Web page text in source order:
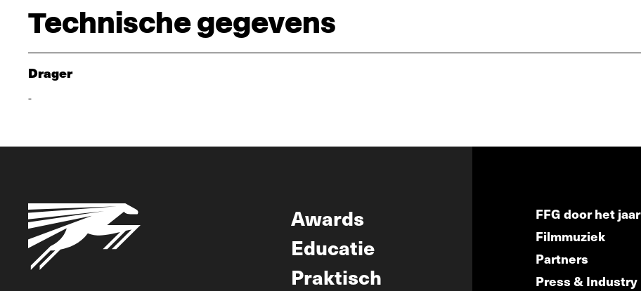
Technische gegevens
Drager
-
Awards
Educatie
Praktisch
FFG door het jaar
Filmmuziek
Partners
Press & Industry